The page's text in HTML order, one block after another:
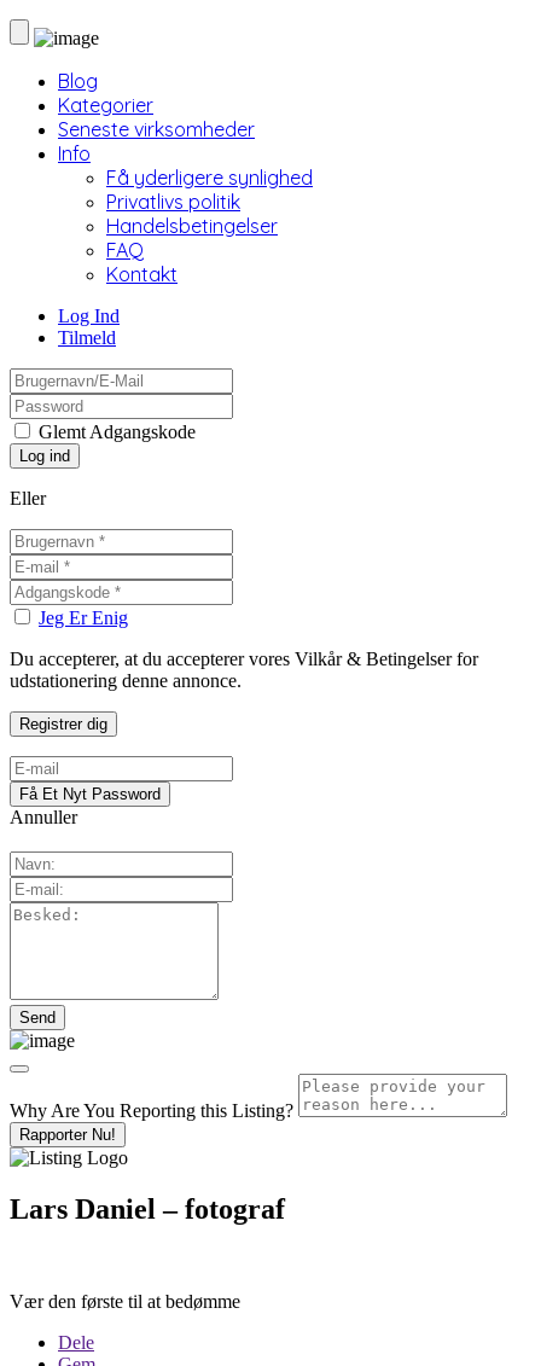
Blog
Kategorier
Seneste virksomheder
Info
Få yderligere synlighed
Privatlivs politik
Handelsbetingelser
FAQ
Kontakt
Log Ind
Tilmeld
Glemt Adgangskode
Eller
Jeg Er Enig
Du accepterer, at du accepterer vores Vilkår & Betingelser for
udstationering denne annonce.
Annuller
Why Are You Reporting this Listing?
Rapporter Nu!
Lars Daniel – fotograf
Vær den første til at bedømme
Dele